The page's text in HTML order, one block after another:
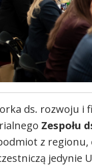
ds. rozwoju i
Zespołu
z regionu,
jedynie